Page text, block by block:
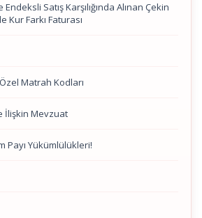
Satış Karşılığında Alınan Çekin
Kur Farkı Faturası
Matrah Kodları
İlişkin Mevzuat
Payı Yükümlülükleri!